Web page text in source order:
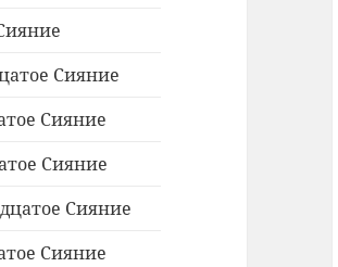
Сияние
Сияние
Сияние
Сияние
Сияние